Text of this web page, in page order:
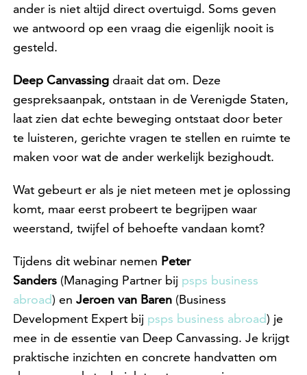
ander is niet altijd direct overtuigd. Soms geven
we antwoord op een vraag die eigenlijk nooit is
gesteld.
Deep Canvassing draait dat om. Deze
gespreksaanpak, ontstaan in de Verenigde Staten,
laat zien dat echte beweging ontstaat door beter
te luisteren, gerichte vragen te stellen en ruimte te
maken voor wat de ander werkelijk bezighoudt.
Wat gebeurt er als je niet meteen met je oplossing
komt, maar eerst probeert te begrijpen waar
weerstand, twijfel of behoefte vandaan komt?
Tijdens dit webinar nemen Peter
Sanders (Managing Partner bij psps business
abroad) en Jeroen van Baren (Business
Development Expert bij psps business abroad) je
mee in de essentie van Deep Canvassing. Je krijgt
praktische inzichten en concrete handvatten om